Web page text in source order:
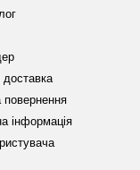
доставка
повернення
інформація